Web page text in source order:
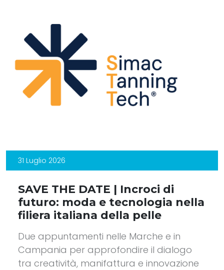
31 Luglio 2026
SAVE THE DATE | Incroci di
futuro: moda e tecnologia nella
filiera italiana della pelle
Due appuntamenti nelle Marche e in
Campania per approfondire il dialogo
tra creatività, manifattura e innovazione